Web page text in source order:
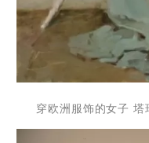
穿欧洲服饰的女子